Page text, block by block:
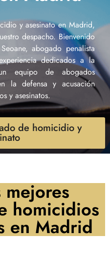
y asesinato en Madrid,
despacho. Bienvenido
abogado penalista
dedicados a la
equipo de abogados
la defensa y acusación
y asesinatos.
de homicidio y
mejores
homicidios
en Madrid